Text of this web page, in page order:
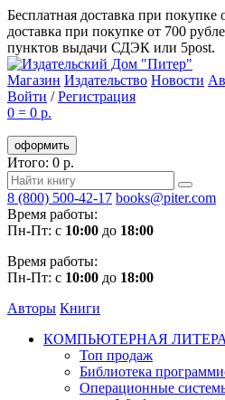
Бесплатная доставка при покупке
доставка при покупке от 700
пунктов выдачи СДЭК или 5post.
Магазин Издательство Новости
Войти /Регистрация
0 = 0 р.
оформить
Итого: 0 р.
8 (800) 500-42-17 books@piter.com
Время работы:
Пн-Пт: с 10:00 до 18:00
Время работы:
Пн-Пт: с 10:00 до 18:00
Авторы Книги
КОМПЬЮТЕРНАЯ
Топ продаж
Библиотека
Операционные